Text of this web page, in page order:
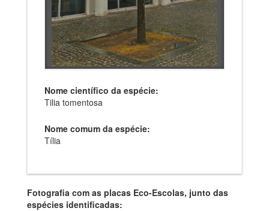
Nome científico da espécie:
Tilia tomentosa
Nome comum da espécie:
Tília
Fotografia com as placas Eco-Escolas, junto das
espécies identificadas: